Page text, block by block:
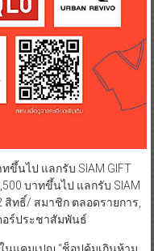
ขึ้นไป แลกรับ SIAM GIFT
บาทขึ้นไป แลกรับ SIAM
สิทธิ์/ สมาชิก ตลอดรายการ,
อร์ประชาสัมพันธ์